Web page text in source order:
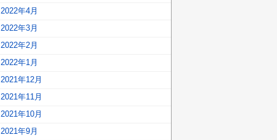
2022年4月
2022年3月
2022年2月
2022年1月
2021年12月
2021年11月
2021年10月
2021年9月